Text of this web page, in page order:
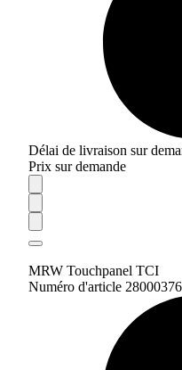
Délai de livraison sur
Prix sur demande
MRW Touchpanel TCI
Numéro d'article 28000376